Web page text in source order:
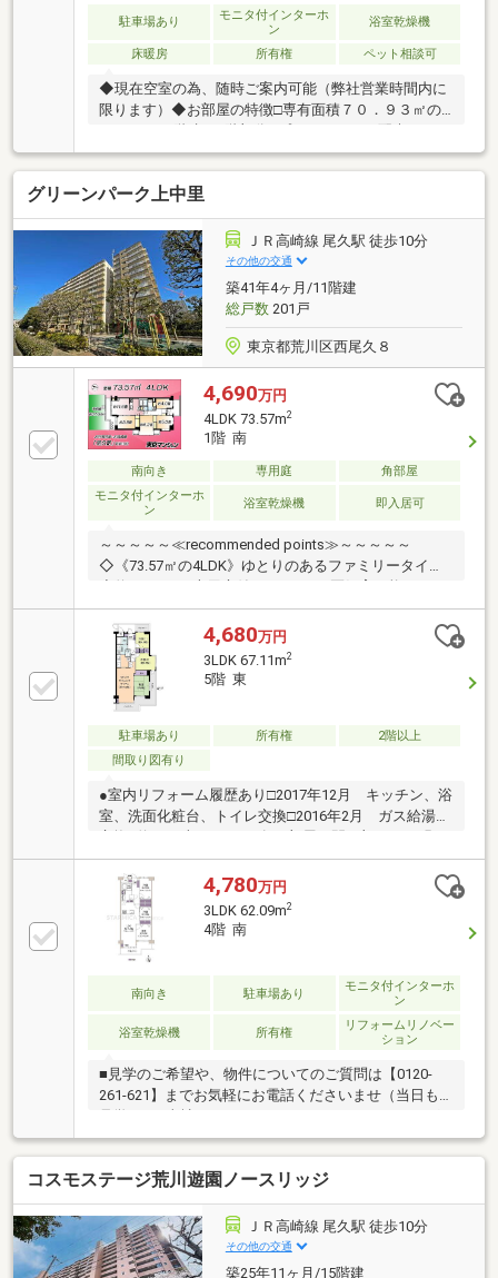
駐車場あり
モニタ付インターホ
ン
浴室乾燥機
床暖房 所有権 ペット相談可
◆現在空室の為、随時ご案内可能（弊社営業時間内に
限ります）◆お部屋の特徴□専有面積７０．９３㎡の
設計（玄関アルコーブ）□ＷＩＣ・ストレージなど収
納豊富□開口部防犯センサー□インターネット対応□複
層ガラス□二重床・二重天井 --- Kitchen□対面式キッ
チン□ディスポーザー□食器洗浄乾燥機□浄水器 ---
Living Dining□マルチメディアコンセント□ＴＥＳ式床
暖房 --- Sanitary□オートバス□ＴＥＳ式浴室暖房乾燥
機□手洗いボウル（トイレ）
グリーンパーク上中里
ＪＲ高崎線 尾久駅 徒歩10分
その他の交通
築41年4ヶ月/11階建
総戸数201戸
東京都荒川区西尾久８
4,690万円
4LDK 73.57m2
1階 南
南向き 専用庭
角部屋
モニタ付インターホ
ン
浴室乾燥機 即入居可
～～～～～≪recommended points≫～～～～～
◇《73.57㎡の4LDK》ゆとりのあるファミリータイプ
◇「あらかわ遊園」徒歩5分で休日にお子様と遊べま
す◇オートロック・宅配ボックス付きで設備充実です
◇総戸数201戸の大規模レジデンスです～～～～～～
～～～～～～～～～～～～～～～～◆頭金0円から購
入可!長期低金利50年ローン！◆提携銀行多数、住宅ロ
ーンご相談下さい!◆車でまとめてご案内!自宅まで送
迎も可!◆年中無休!即日対応させていただきます!
◆5000円QUOプレゼントキャンペーン♪◆フジテレビ
4,680万円
3LDK 67.11m2
5階 東
駐車場あり 所有権
2階以上
間取り図有り
●室内リフォーム履歴あり□2017年12月 キッチン、浴
室、洗面化粧台、トイレ交換□2016年2月 ガス給湯器
い室内●JR高崎線「尾久」駅徒歩10分を始め、3駅3路
線利用可能で都心部への快適アクセスを実現●尾久駅
の他、京浜東北線「上中里」駅徒歩15分、都電荒川線
「荒川遊園地前」駅徒歩3分も利用可能●2007年に行わ
れた大規模修繕工事でオートロック化となり、セキュ
リティ面の対策を強化 2017年にカラーモニター付き
インターホンへ更新●マンションの周囲は緑に囲ま
れ、都会にいながら四季の移り変わりを身近感じとる
ことができます
4,780万円
3LDK 62.09m2
4階 南
南向き 駐車場あり
モニタ付インターホ
ン
浴室乾燥機 所有権
リフォームリノベー
ション
■見学のご希望や、物件についてのご質問は【0120-
261-621】までお気軽にお電話くださいませ（当日も
ス（東証プライム上場）のグループ会社です○令和8年
7月16日 リフォーム済み『アフターサービス保証
付』 ＊ 特典 ＊給排水設備・水廻りなどのアフタ
ーサービス期間を“2年→最長10年”に延長いたします。
詳細はお問い合わせください。※本特典は、予告なく
変更または終了する場合がございます。・クロス・
CF・フローリング張替・建具交換・キッチン交換・ユ
コスモステージ荒川遊園ノースリッジ
ＪＲ高崎線 尾久駅 徒歩10分
その他の交通
築25年11ヶ月/15階建